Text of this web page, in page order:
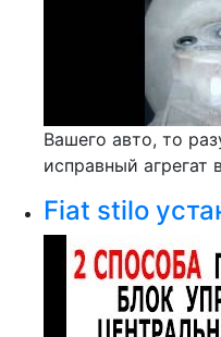
Вашего авто, то
исправный агрегат
Fiat stilo